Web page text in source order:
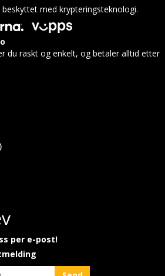
med krypteringsteknologi.
du raskt og enkelt, og betaler alltid etter
per e-post!